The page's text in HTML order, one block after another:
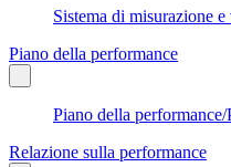
Sistema di misurazione
Piano della performance
Piano della
Relazione sulla performance